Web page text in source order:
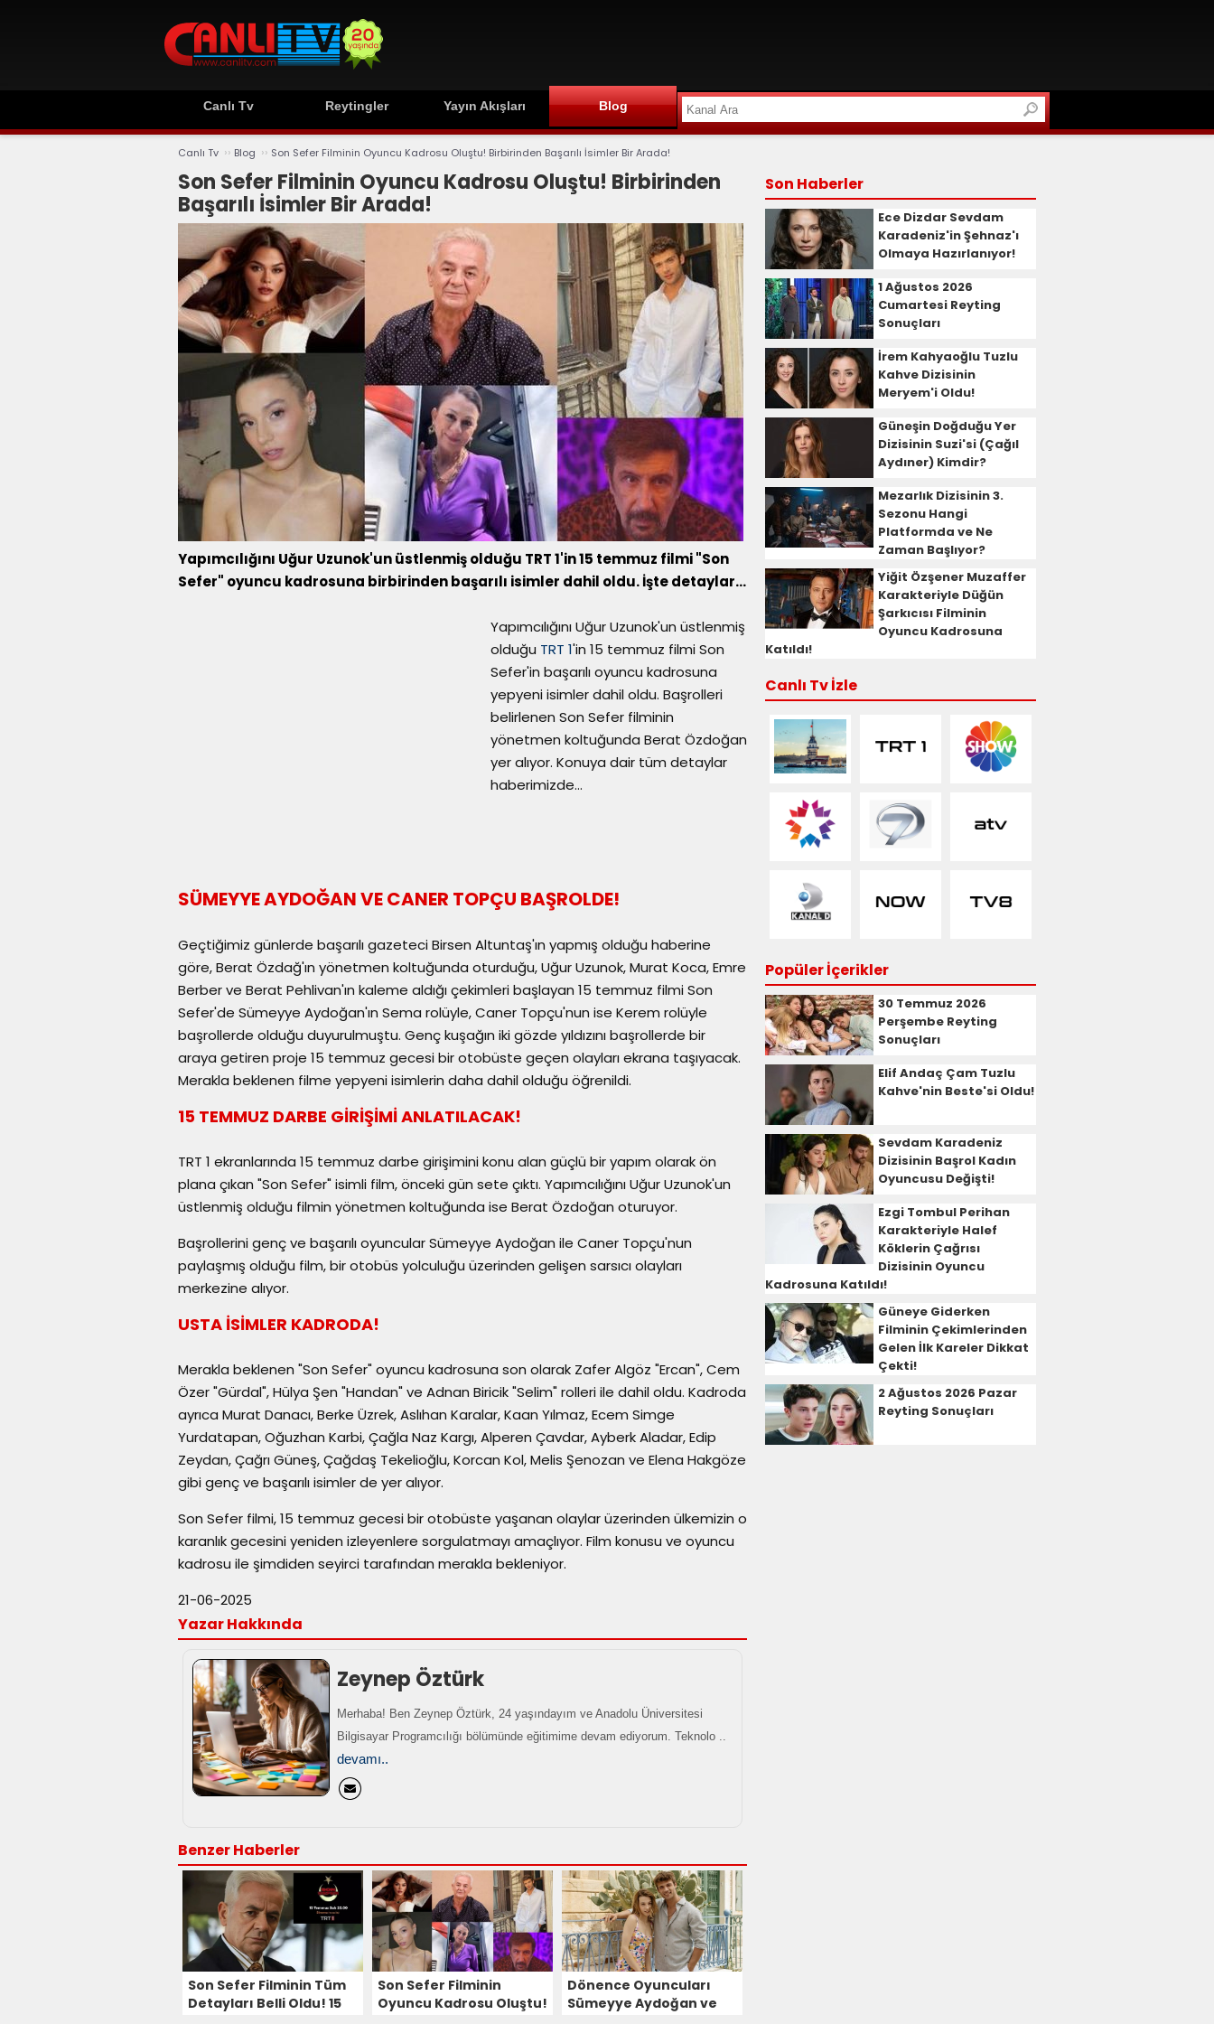
Canlı Tv Reytingler Yayın Akışları Blog
Canlı Tv ›› Blog ›› Son Sefer Filminin Oyuncu Kadrosu Oluştu! Birbirinden Başarılı İsimler Bir Arada!
Son Sefer Filminin Oyuncu Kadrosu Oluştu! Birbirinden
Başarılı İsimler Bir Arada!
Yapımcılığını Uğur Uzunok'un üstlenmiş olduğu TRT 1'in 15 temmuz filmi "Son
Sefer" oyuncu kadrosuna birbirinden başarılı isimler dahil oldu. İşte detaylar...
Yapımcılığını Uğur Uzunok'un üstlenmiş
olduğu TRT 1'in 15 temmuz filmi Son
Sefer'in başarılı oyuncu kadrosuna
yepyeni isimler dahil oldu. Başrolleri
belirlenen Son Sefer filminin
yönetmen koltuğunda Berat Özdoğan
yer alıyor. Konuya dair tüm detaylar
haberimizde...
SÜMEYYE AYDOĞAN VE CANER TOPÇU BAŞROLDE!
Geçtiğimiz günlerde başarılı gazeteci Birsen Altuntaş'ın yapmış olduğu haberine
göre, Berat Özdağ'ın yönetmen koltuğunda oturduğu, Uğur Uzunok, Murat Koca, Emre
Berber ve Berat Pehlivan'ın kaleme aldığı çekimleri başlayan 15 temmuz filmi Son
Sefer'de Sümeyye Aydoğan'ın Sema rolüyle, Caner Topçu'nun ise Kerem rolüyle
başrollerde olduğu duyurulmuştu. Genç kuşağın iki gözde yıldızını başrollerde bir
araya getiren proje 15 temmuz gecesi bir otobüste geçen olayları ekrana taşıyacak.
Merakla beklenen filme yepyeni isimlerin daha dahil olduğu öğrenildi.
15 TEMMUZ DARBE GİRİŞİMİ ANLATILACAK!
TRT 1 ekranlarında 15 temmuz darbe girişimini konu alan güçlü bir yapım olarak ön
plana çıkan "Son Sefer" isimli film, önceki gün sete çıktı. Yapımcılığını Uğur Uzunok'un
üstlenmiş olduğu filmin yönetmen koltuğunda ise Berat Özdoğan oturuyor.
Başrollerini genç ve başarılı oyuncular Sümeyye Aydoğan ile Caner Topçu'nun
paylaşmış olduğu film, bir otobüs yolculuğu üzerinden gelişen sarsıcı olayları
merkezine alıyor.
USTA İSİMLER KADRODA!
Merakla beklenen "Son Sefer" oyuncu kadrosuna son olarak Zafer Algöz "Ercan", Cem
Özer "Gürdal", Hülya Şen "Handan" ve Adnan Biricik "Selim" rolleri ile dahil oldu. Kadroda
ayrıca Murat Danacı, Berke Üzrek, Aslıhan Karalar, Kaan Yılmaz, Ecem Simge
Yurdatapan, Oğuzhan Karbi, Çağla Naz Kargı, Alperen Çavdar, Ayberk Aladar, Edip
Zeydan, Çağrı Güneş, Çağdaş Tekelioğlu, Korcan Kol, Melis Şenozan ve Elena Hakgöze
gibi genç ve başarılı isimler de yer alıyor.
Son Sefer filmi, 15 temmuz gecesi bir otobüste yaşanan olaylar üzerinden ülkemizin o
karanlık gecesini yeniden izleyenlere sorgulatmayı amaçlıyor. Film konusu ve oyuncu
kadrosu ile şimdiden seyirci tarafından merakla bekleniyor.
21-06-2025
Yazar Hakkında
Zeynep Öztürk
Merhaba! Ben Zeynep Öztürk, 24 yaşındayım ve Anadolu Üniversitesi
Bilgisayar Programcılığı bölümünde eğitimime devam ediyorum. Teknolo ..
devamı..
Benzer Haberler
Son Sefer Filminin Tüm
Detayları Belli Oldu! 15
Son Sefer Filminin
Oyuncu Kadrosu Oluştu!
Dönence Oyuncuları
Sümeyye Aydoğan ve
Son Haberler
Ece Dizdar Sevdam
Karadeniz'in Şehnaz'ı
Olmaya Hazırlanıyor!
1 Ağustos 2026
Cumartesi Reyting
Sonuçları
İrem Kahyaoğlu Tuzlu
Kahve Dizisinin
Meryem'i Oldu!
Güneşin Doğduğu Yer
Dizisinin Suzi'si (Çağıl
Aydıner) Kimdir?
Mezarlık Dizisinin 3.
Sezonu Hangi
Platformda ve Ne
Zaman Başlıyor?
Yiğit Özşener Muzaffer
Karakteriyle Düğün
Şarkıcısı Filminin
Oyuncu Kadrosuna
Katıldı!
Canlı Tv İzle
Popüler İçerikler
30 Temmuz 2026
Perşembe Reyting
Sonuçları
Elif Andaç Çam Tuzlu
Kahve'nin Beste'si Oldu!
Sevdam Karadeniz
Dizisinin Başrol Kadın
Oyuncusu Değişti!
Ezgi Tombul Perihan
Karakteriyle Halef
Köklerin Çağrısı
Dizisinin Oyuncu
Kadrosuna Katıldı!
Güneye Giderken
Filminin Çekimlerinden
Gelen İlk Kareler Dikkat
Çekti!
2 Ağustos 2026 Pazar
Reyting Sonuçları